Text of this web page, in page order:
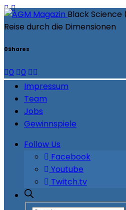
Black Science
Reise durch die Dimensionen
0Shares
0
0
Impressum
Team
Jobs
Gewinnspiele
Follow Us
Facebook
Youtube
Twitch.tv